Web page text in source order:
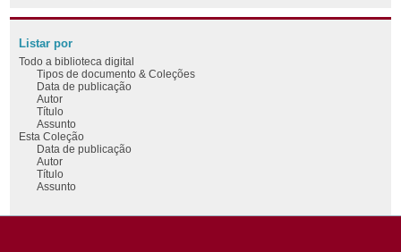
Listar por
Todo a biblioteca digital
Tipos de documento & Coleções
Data de publicação
Autor
Título
Assunto
Esta Coleção
Data de publicação
Autor
Título
Assunto